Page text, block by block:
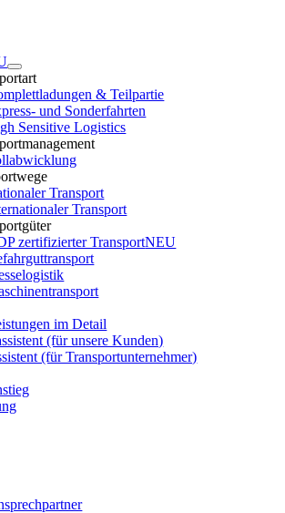
& Teilpartie
und Sonderfahrten
Sensitive Logistics
Transport
Transport
zertifizierter TransportNEU
im Detail
(für unsere Kunden)
(für Transportunternehmer)